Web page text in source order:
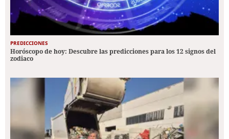
PREDICCIONES
Horóscopo de hoy: Descubre las predicciones para los 12 signos del
zodiaco